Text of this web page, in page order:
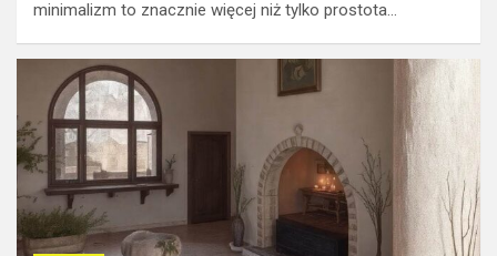
minimalizm to znacznie więcej niż tylko prostota…